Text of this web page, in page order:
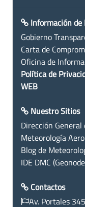
Información
Gobierno
Carta de
Oficina de
Política de
WEB
Nuestro Sitios
Dirección
Meteorología
Blog de
IDE DMC
Contactos
Av. Portales